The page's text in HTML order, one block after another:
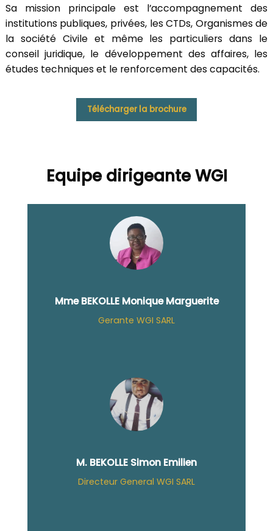
Sa mission principale est l’accompagnement des
institutions publiques, privées, les CTDs, Organismes de
la société Civile et même les particuliers dans le
conseil juridique, le développement des affaires, les
études techniques et le renforcement des capacités.
Télécharger la brochure
Equipe dirigeante WGI
Mme BEKOLLE Monique Marguerite
Gerante WGI SARL
M. BEKOLLE Simon Emilien
Directeur General WGI SARL